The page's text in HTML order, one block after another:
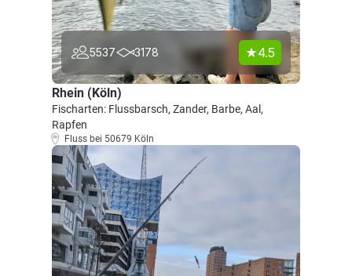
5537 3178 4.5
Rhein (Köln)
Fischarten: Flussbarsch, Zander, Barbe, Aal,
Rapfen
Fluss bei 50679 Köln